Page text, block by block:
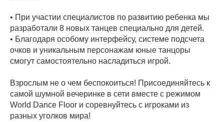
• При участии специалистов по развитию ребенка мы
разработали 8 новых танцев специально для детей.
• Благодаря особому интерфейсу, системе подсчета
очков и уникальным персонажам юные танцоры
смогут самостоятельно насладиться игрой.
Взрослым не о чем беспокоиться! Присоединяйтесь к
самой шумной вечеринке в сети вместе с режимом
World Dance Floor и соревнуйтесь с игроками из
разных уголков мира!